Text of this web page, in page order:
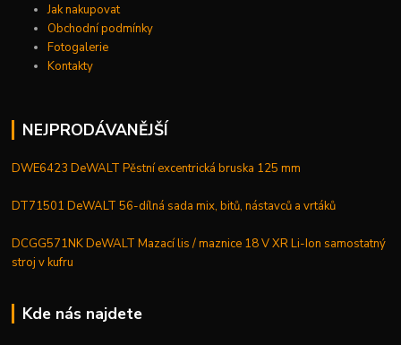
Jak nakupovat
Obchodní podmínky
Fotogalerie
Kontakty
NEJPRODÁVANĚJŠÍ
DWE6423 DeWALT Pěstní excentrická bruska 125 mm
DT71501 DeWALT 56-dílná sada mix, bitů, nástavců a vrtáků
DCGG571NK DeWALT Mazací lis / maznice 18 V XR Li-Ion samostatný
stroj v kufru
Kde nás najdete